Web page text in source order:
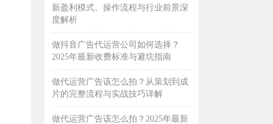
新盈利模式、操作流程与行业前景深
度解析
做抖音广告代运营公司如何选择？
2025年最新收费标准与避坑指南
做代运营广告该怎么拍？从策划到成
片的完整流程与实战技巧详解
做代运营广告该怎么拍？2025年最新